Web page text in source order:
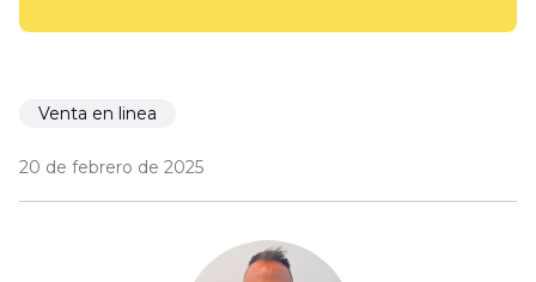
Venta en linea
20 de febrero de 2025